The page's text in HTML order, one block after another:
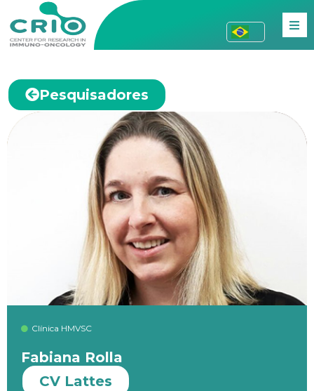
Pesquisadores
Clínica HMVSC
Fabiana Rolla
CV Lattes